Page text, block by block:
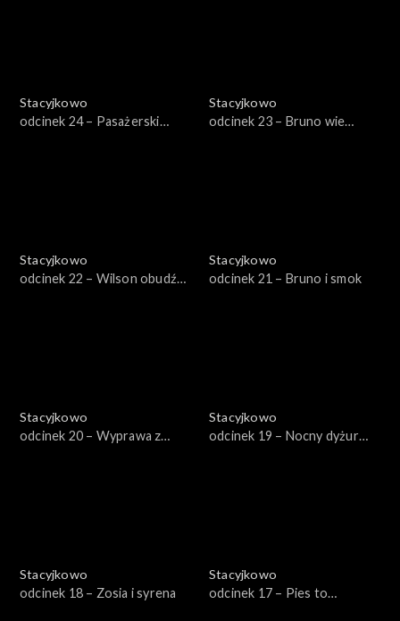
Stacyjkowo
odcinek 24 – Pasażerski
Stacyjkowo
odcinek 23 – Bruno wie
Stacyjkowo
odcinek 22 – Wilson obudź
Stacyjkowo
odcinek 21 – Bruno i smok
Stacyjkowo
odcinek 20 – Wyprawa z
Stacyjkowo
odcinek 19 – Nocny dyżur
Stacyjkowo
odcinek 18 – Zosia i syrena
Stacyjkowo
odcinek 17 – Pies to